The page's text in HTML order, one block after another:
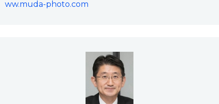
ww.muda-photo.com